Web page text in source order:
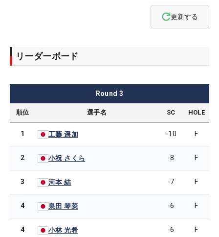
更新する
リーダーボード
Round 3
順位 選手名 SC HOLE
1 工藤 遥加 -10 F
2 小祝 さくら -8 F
3 河本 結 -7 F
4 泉田 琴菜 -6 F
4 小林 光希 -6 F